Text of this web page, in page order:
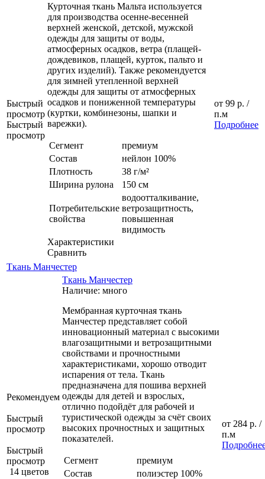
Быстрый
просмотр
Быстрый
просмотр
Курточная ткань Мальта используется
для производства осенне-весенней
верхней женской, детской, мужской
одежды для защиты от воды,
атмосферных осадков, ветра (плащей-
дождевиков, плащей, курток, пальто и
других изделий). Также рекомендуется
для зимней утепленной верхней
одежды для защиты от атмосферных
осадков и пониженной температуры
(куртки, комбинезоны, шапки и
варежки).
Сегмент
премиум
Состав
нейлон 100%
Плотность
38 г/м²
Ширина рулона
150 см
Потребительские
свойства
водоотталкивание,
ветрозащитность,
повышенная
видимость
Характеристики
Сравнить
от 99 р. /
п.м
Подробнее
Ткань Манчестер
Рекомендуем
Быстрый
просмотр
Быстрый
просмотр
14 цветов
Ткань Манчестер
Наличие: много
Мембранная курточная ткань
Манчестер представляет собой
инновационный материал с высокими
влагозащитными и ветрозащитными
свойствами и прочностными
характеристиками, хорошо отводит
испарения от тела. Ткань
предназначена для пошива верхней
одежды для детей и взрослых,
отлично подойдёт для рабочей и
туристической одежды за счёт своих
высоких прочностных и защитных
показателей.
Сегмент
премиум
Состав
полиэстер 100%
от 284 р. /
п.м